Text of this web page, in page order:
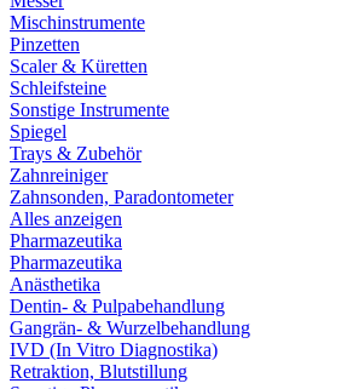
Mischinstrumente
Pinzetten
Scaler & Küretten
Schleifsteine
Sonstige Instrumente
Spiegel
Trays & Zubehör
Zahnreiniger
Zahnsonden, Paradontometer
Alles anzeigen
Pharmazeutika
Pharmazeutika
Anästhetika
Dentin- & Pulpabehandlung
Gangrän- & Wurzelbehandlung
IVD (In Vitro Diagnostika)
Retraktion, Blutstillung